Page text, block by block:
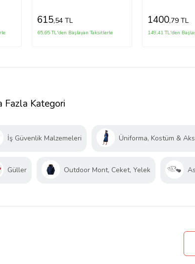
615,54 TL
65,65 TL'den Başlayan Taksitlerle
1400,79 TL
149,41 TL'den
Fazla Kategori
İş Güvenlik Malzemeleri Üniforma, Kostüm &
Güller Outdoor Mont, Ceket, Yelek